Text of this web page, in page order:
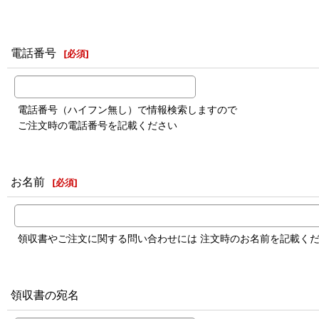
電話番号 [必須]
電話番号（ハイフン無し）で情報検索しますので
ご注文時の電話番号を記載ください
お名前 [必須]
領収書やご注文に関する問い合わせには 注文時のお名前を記載く
領収書の宛名